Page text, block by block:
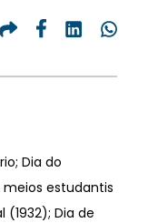
Dia do
estudantis
(1932); Dia de